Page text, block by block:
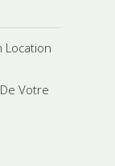
Location
Votre